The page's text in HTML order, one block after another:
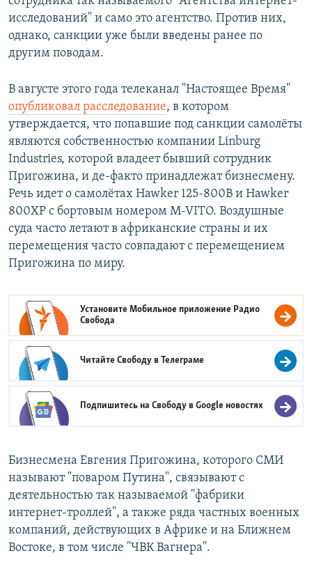
исследований" и само это агентство. Против них,
однако, санкции уже были введены ранее по
другим поводам.
В августе этого года телеканал "Настоящее Время"
опубликовал расследование, в котором
утверждается, что попавшие под санкции самолёты
являются собственностью компании Linburg
Industries, которой владеет бывший сотрудник
Пригожина, и де-факто принадлежат бизнесмену.
Речь идет о самолётах Hawker 125-800B и Hawker
800XP с бортовым номером M-VITO. Воздушные
суда часто летают в африканские страны и их
перемещения часто совпадают с перемещением
Пригожина по миру.
Установите Мобильное приложение Радио
Свобода
Читайте Свободу вТелеграме
Подпишитесь на Свободу вGoogle новостях
Бизнесмена Евгения Пригожина, которого СМИ
называют "поваром Путина", связывают с
деятельностью так называемой "фабрики
интернет-троллей", а также ряда частных военных
компаний, действующих в Африке и на Ближнем
Востоке, в том числе "ЧВК Вагнера".